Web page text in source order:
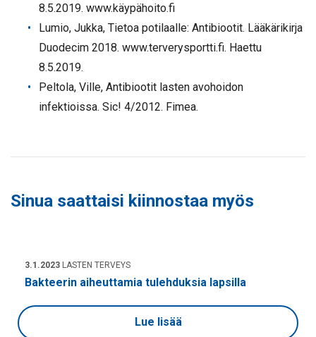
8.5.2019. www.käypähoito.fi
Lumio, Jukka, Tietoa potilaalle: Antibiootit. Lääkärikirja
Duodecim 2018. www.terverysportti.fi. Haettu
8.5.2019.
Peltola, Ville, Antibiootit lasten avohoidon
infektioissa. Sic! 4/2012. Fimea.
Sinua saattaisi kiinnostaa myös
3.1.2023 LASTEN TERVEYS
Bakteerin aiheuttamia tulehduksia lapsilla
Lue lisää